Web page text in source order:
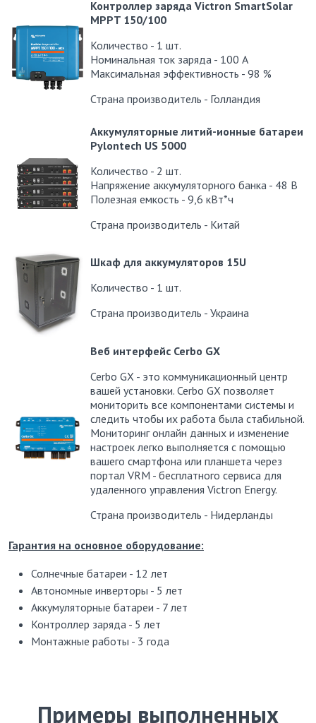
Контроллер заряда Victron SmartSolar
MPPT 150/100
Количество - 1 шт.
Номинальная ток заряда - 100 А
Максимальная эффективность - 98 %
Страна производитель - Голландия
Аккумуляторные литий-ионные батареи
Pylontech US 5000
Количество - 2 шт.
Напряжение аккумуляторного банка - 48 В
Полезная емкость - 9,6 кВт*ч
Страна производитель - Китай
Шкаф для аккумуляторов 15U
Количество - 1 шт.
Страна производитель - Украина
Веб интерфейс Cerbo GX
Cerbo GX - это коммуникационный центр
вашей установки. Cerbo GX позволяет
мониторить все компонентами системы и
следить чтобы их работа была стабильной.
Мониторинг онлайн данных и изменение
настроек легко выполняется с помощью
вашего смартфона или планшета через
портал VRM - бесплатного сервиса для
удаленного управления Victron Energy.
Страна производитель - Нидерланды
Гарантия на основное оборудование:
Солнечные батареи - 12 лет
Автономные инверторы - 5 лет
Аккумуляторные батареи - 7 лет
Контроллер заряда - 5 лет
Монтажные работы - 3 года
Примеры выполненных